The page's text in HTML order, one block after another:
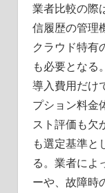
業者比較の際
信履歴の管理
クラウド特有
も必要となる
導入費用だけ
プション料金
スト評価も欠
も選定基準と
る。業者によ
ーや、故障時